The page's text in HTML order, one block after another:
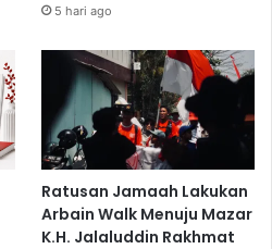
5 hari ago
Ratusan Jamaah Lakukan
Arbain Walk Menuju Mazar
K.H. Jalaluddin Rakhmat